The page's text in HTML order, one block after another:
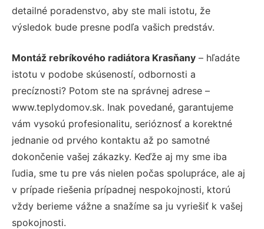
detailné poradenstvo, aby ste mali istotu, že
výsledok bude presne podľa vašich predstáv.
Montáž rebríkového radiátora Krasňany – hľadáte
istotu v podobe skúseností, odbornosti a
precíznosti? Potom ste na správnej adrese –
www.teplydomov.sk. Inak povedané, garantujeme
vám vysokú profesionalitu, serióznosť a korektné
jednanie od prvého kontaktu až po samotné
dokončenie vašej zákazky. Keďže aj my sme iba
ľudia, sme tu pre vás nielen počas spolupráce, ale aj
v prípade riešenia prípadnej nespokojnosti, ktorú
vždy berieme vážne a snažíme sa ju vyriešiť k vašej
spokojnosti.